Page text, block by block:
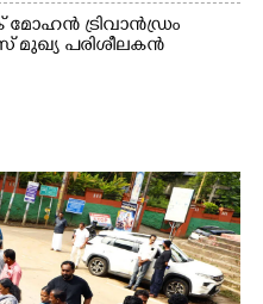
ട്രിവാൻഡ്രം
പരിശീലകൻ